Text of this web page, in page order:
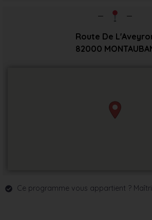
Route De
82000
Ce programme vous appartient ?